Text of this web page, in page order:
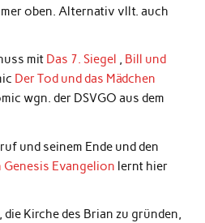
oben. Alternativ vllt. auch
mit Das 7. Siegel , Bill und
Der Tod und das Mädchen
wgn. der DSVGO aus dem
und seinem Ende und den
Genesis Evangelion lernt hier
Kirche des Brian zu gründen,